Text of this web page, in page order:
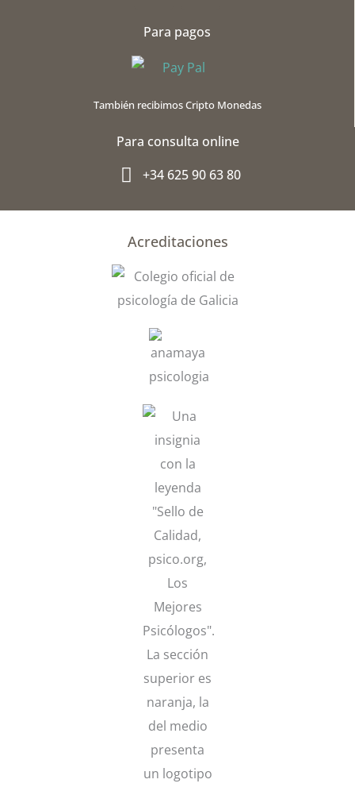
e
b
o
o
k
g
l
e
-
p
l
s
g
Para pagos
También recibimos Cripto Monedas
Para consulta online
+34 625 90 63 80
Acreditaciones